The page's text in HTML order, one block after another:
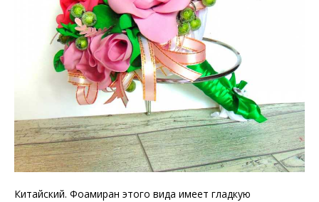
Китайский. Фоамиран этого вида имеет гладкую